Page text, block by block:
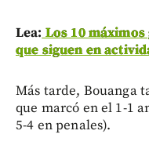
Lea: Los 10
que siguen en
Más tarde, Bouanga
que marcó en el 1-1
5-4 en penales).